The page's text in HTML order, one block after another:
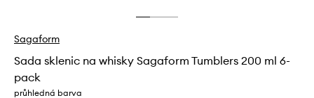
Sagaform
Sada sklenic na whisky Sagaform Tumblers 200 ml 6-
pack
průhledná barva